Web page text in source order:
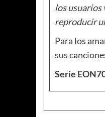
los usuarios
reproducir
Para los
sus
Serie